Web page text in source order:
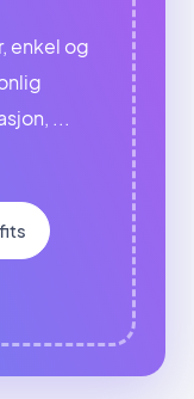
enkel og
...